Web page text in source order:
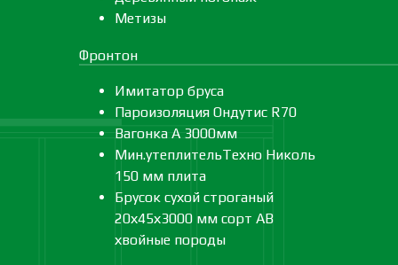
Метизы
Фронтон
Имитатор бруса
Пароизоляция Ондутис R70
Вагонка А 3000мм
Мин.утеплительТехно Николь
150 мм плита
Брусок сухой строганый
20х45х3000 мм сорт АВ
хвойные породы